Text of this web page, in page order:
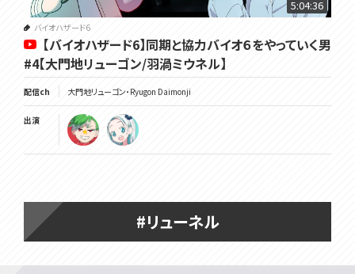
5:04:36
バイオハザード6
【バイオハザード6】同期と協力バイオ６をやっていく男
#4【大門地リューゴン/羽渦ミウネル】
配信ch 大門地リューゴン・Ryugon Daimonji
出演
#リューネル